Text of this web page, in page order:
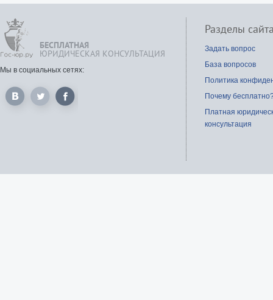
БЕСПЛАТНАЯ
ЮРИДИЧЕСКАЯ КОНСУЛЬТАЦИЯ
Мы в социальных сетях:
Разделы
Задать вопрос
База вопросов
Политика
Почему
Платная
консультация